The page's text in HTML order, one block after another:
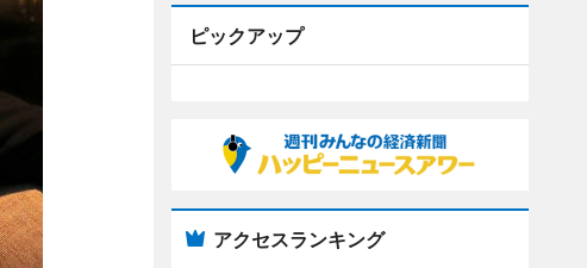
ピックアップ
アクセスランキング